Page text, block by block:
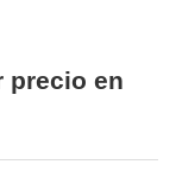
precio en